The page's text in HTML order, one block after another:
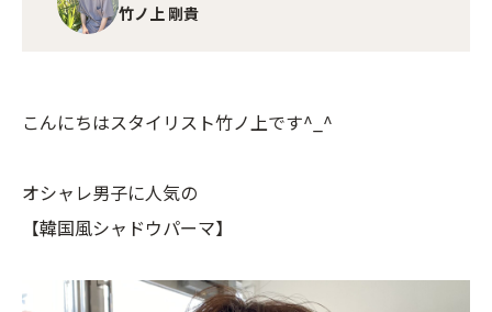
竹ノ上 剛貴
こんにちはスタイリスト竹ノ上です^_^
オシャレ男子に人気の
【韓国風シャドウパーマ】